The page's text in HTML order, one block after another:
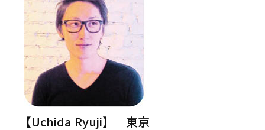
【Uchida Ryuji】 東京